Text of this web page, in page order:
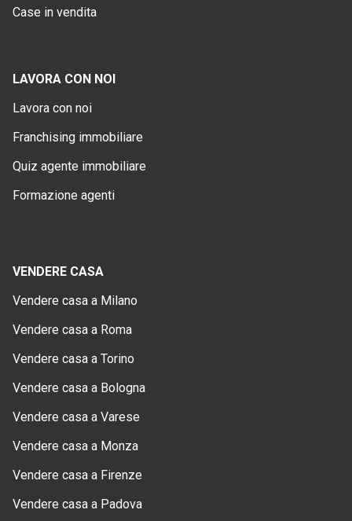
Case in vendita
LAVORA CON NOI
Lavora con noi
Franchising immobiliare
Quiz agente immobiliare
Formazione agenti
VENDERE CASA
Vendere casa a Milano
Vendere casa a Roma
Vendere casa a Torino
Vendere casa a Bologna
Vendere casa a Varese
Vendere casa a Monza
Vendere casa a Firenze
Vendere casa a Padova